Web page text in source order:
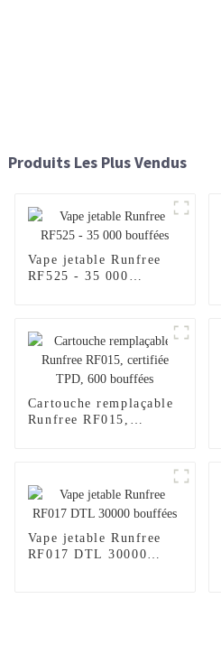
Produits Les Plus Vendus
Vape jetable Runfree
RF525 - 35 000
Cartouche remplaçable
Runfree RF015,
Vape jetable Runfree
RF017 DTL 30000